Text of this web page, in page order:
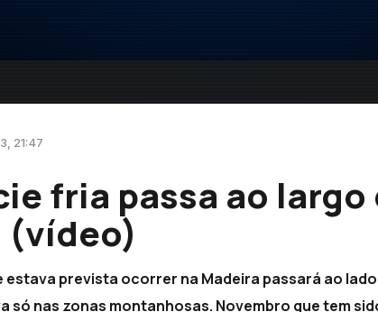
21:47
fria passa ao largo
(vídeo)
estava prevista ocorrer na Madeira passará ao
só nas zonas montanhosas. Novembro que tem